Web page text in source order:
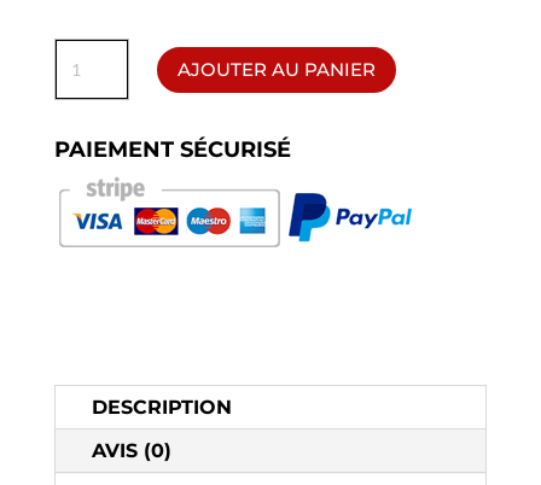
Cassis
AJOUTER AU PANIER
PAIEMENT SÉCURISÉ
DESCRIPTION
AVIS (0)